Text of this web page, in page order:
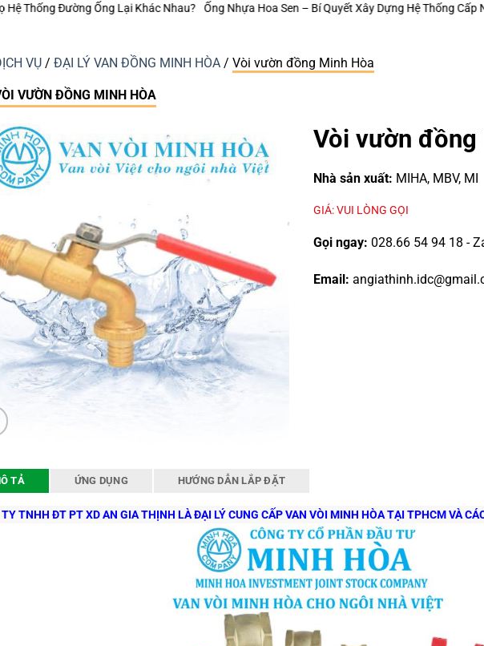
Ống Nhựa Hoa Sen – Bí Quyết Xây Dựng Hệ Thống Cấp Nước Vận Hành Êm Ái Và Ổn Định Ống
VỤ / ĐẠI LÝ VAN ĐỒNG MINH HÒA / Vòi vườn đồng Minh Hòa
VƯỜN ĐỒNG MINH HÒA
Vòi vườn đồng
Nhà sản xuất: MIHA, MBV, MI
GIÁ: VUI LÒNG GỌI
Gọi ngay: 028.66 54 94 18 -
Email:
TẢ ỨNG DỤNG HƯỚNG DẪN LẮP ĐẶT
TNHH ĐT PT XD AN GIA THỊNH LÀ ĐẠI LÝ CUNG CẤP VAN VÒI MINH HÒA TẠI TPHCM VÀ